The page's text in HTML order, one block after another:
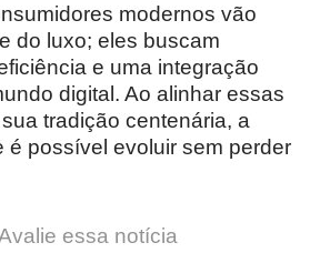
modernos vão
do luxo; eles buscam
e uma integração
digital. Ao alinhar essas
tradição centenária, a
é possível evoluir sem perder
essa notícia